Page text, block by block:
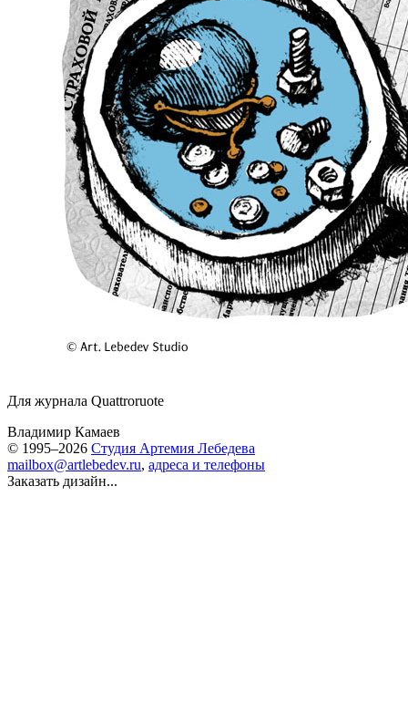
Для журнала Quattroruote
Владимир Камаев
© 1995–2026 Студия Артемия Лебедева
mailbox@artlebedev.ru, адреса и телефоны
Заказать дизайн...